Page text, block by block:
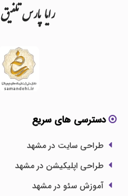
رایاپارستلفیق
دسترسی های سریع
طراحی سایت در مشهد
طراحی اپلیکیشن در مشهد
آموزش سئو در مشهد